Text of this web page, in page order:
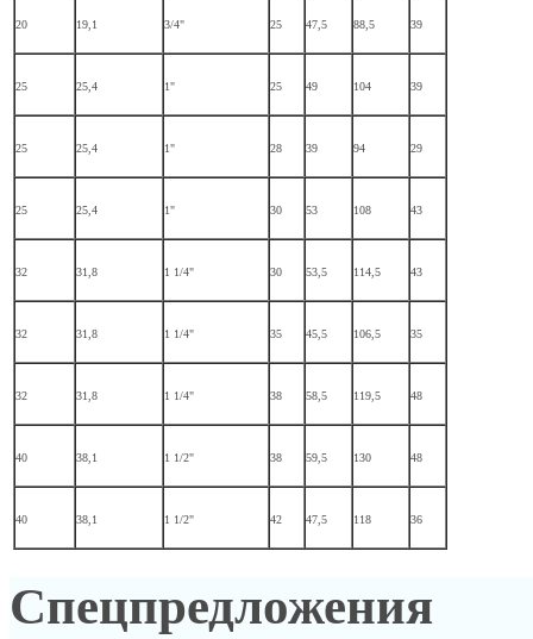
20 19,1 3/4" 25 47,5 88,5 39
25 25,4 1" 25 49 104 39
25 25,4 1" 28 39 94 29
25 25,4 1" 30 53 108 43
32 31,8 1 1/4" 30 53,5 114,5 43
32 31,8 1 1/4" 35 45,5 106,5 35
32 31,8 1 1/4" 38 58,5 119,5 48
40 38,1 1 1/2" 38 59,5 130 48
40 38,1 1 1/2" 42 47,5 118 36
Спецпредложения